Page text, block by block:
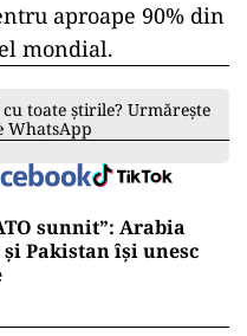
aproape 90% din
mondial.
toate știrile? Urmărește
WhatsApp
sunnit”: Arabia
Pakistan își unesc